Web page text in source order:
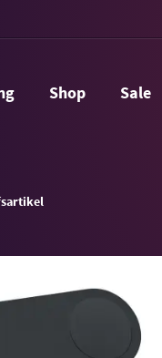
Shop Sale